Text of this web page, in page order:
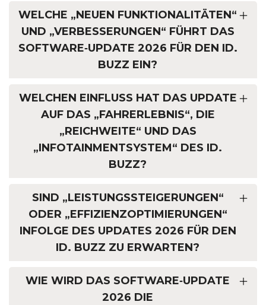
WELCHE „NEUEN FUNKTIONALITÄTEN“
UND „VERBESSERUNGEN“ FÜHRT DAS
SOFTWARE‑UPDATE 2026 FÜR DEN ID.
BUZZ EIN?
WELCHEN EINFLUSS HAT DAS UPDATE
AUF DAS „FAHRERLEBNIS“, DIE
„REICHWEITE“ UND DAS
„INFOTAINMENTSYSTEM“ DES ID.
BUZZ?
SIND „LEISTUNGSSTEIGERUNGEN“
ODER „EFFIZIENZOPTIMIERUNGEN“
INFOLGE DES UPDATES 2026 FÜR DEN
ID. BUZZ ZU ERWARTEN?
WIE WIRD DAS SOFTWARE‑UPDATE
2026 DIE